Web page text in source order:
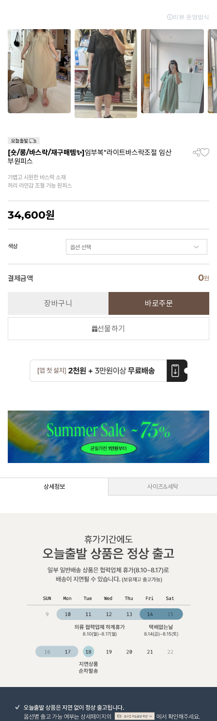
[숏/롱/바스락/재구매템✨]임부복*라이트바스락조절 임산
부원피스
가볍고 시원한 바스락 소재
허리 라인감 조절 가능 원피스
34,600원
색상
결제금액 0원
장바구니 바로주문
선물하기
상세정보 사이즈&세탁